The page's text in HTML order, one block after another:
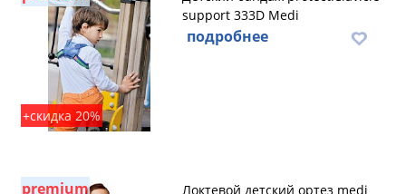
+скидка 20%
support 333D Medi
подробнее
premium
Локтевой детский ортез medi